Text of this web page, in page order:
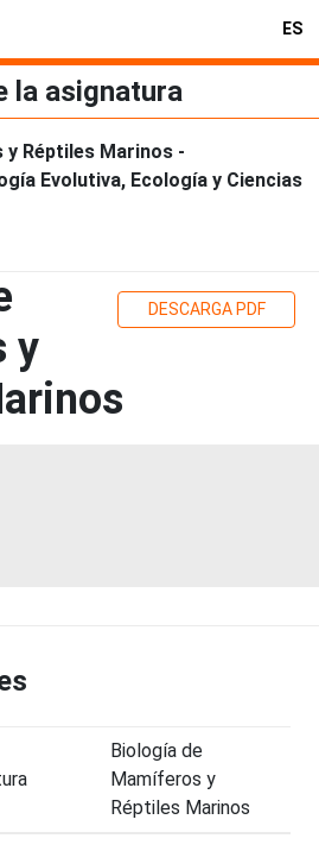
ES
la asignatura
Réptiles Marinos -
Evolutiva, Ecología y Ciencias
y
DESCARGA PDF
Biología de
Mamíferos y
Réptiles Marinos